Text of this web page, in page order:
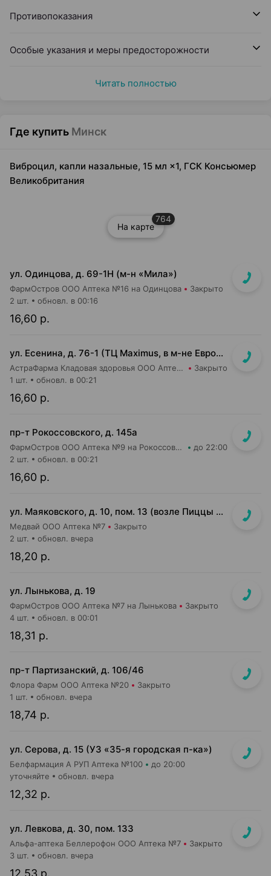
Противопоказания
Особые указания и меры предосторожности
Читать полностью
Где купить Минск
Виброцил, капли назальные, 15 мл ×1, ГСК Консьюмер
Великобритания
На карте
764
ул. Одинцова, д. 69-1Н (м-н «Мила»)
ФармОстров ООО Аптека №16 на Одинцова Закрыто
16,60 р.
2 шт. обновл. в 00:16
ул. Есенина, д. 76-1 (ТЦ Maximus, в м-не Евроопт Super)
АстраФарма Кладовая здоровья ООО Аптека №9 Закрыто
16,60 р.
1 шт. обновл. в 00:21
пр-т Рокоссовского, д. 145а
ФармОстров ООО Аптека №9 на Рокоссовского до 22:00
16,60 р.
2 шт. обновл. в 00:21
ул. Маяковского, д. 10, пом. 13 (возле Пиццы Мании)
Медвай ООО Аптека №7 Закрыто
18,20 р.
2 шт. обновл. вчера
ул. Лынькова, д. 19
ФармОстров ООО Аптека №7 на Лынькова Закрыто
18,31 р.
4 шт. обновл. в 00:01
пр-т Партизанский, д. 106/46
Флора Фарм ООО Аптека №20 Закрыто
18,74 р.
1 шт. обновл. вчера
ул. Серова, д. 15 (УЗ «35-я городская п-ка»)
Белфармация А РУП Аптека №100 до 20:00
12,32 р.
уточняйте обновл. вчера
ул. Левкова, д. 30, пом. 133
Альфа-аптека Беллерофон ООО Аптека №7 Закрыто
12,53 р.
3 шт. обновл. вчера